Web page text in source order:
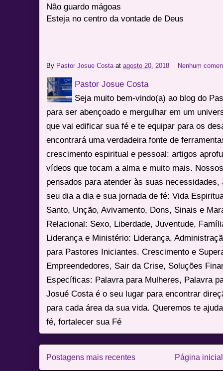
Não guardo mágoas
Esteja no centro da vontade de Deus
By Pastor Josue Costa atagosto 20, 2018 Nenhum
Pastor Josue Costa
Seja muito bem-vindo(a) ao blog do
para ser abençoado e mergulhar em um
que vai edificar sua fé e te equipar para os
encontrará uma verdadeira fonte de
crescimento espiritual e pessoal: artigos
vídeos que tocam a alma e muito mais.
pensados para atender às suas
seu dia a dia e sua jornada de fé: Vida
Santo, Unção, Avivamento, Dons, Sinais e
Relacional: Sexo, Liberdade, Juventude,
Liderança e Ministério: Liderança,
para Pastores Iniciantes. Crescimento e
Empreendedores, Sair da Crise, Soluções
Específicas: Palavra para Mulheres, Palavra
Josué Costa é o seu lugar para encontrar
para cada área da sua vida. Queremos te
fé, fortalecer sua Fé
Postagens mais recentes Página inicial